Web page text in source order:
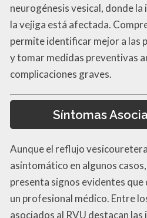
neurogénesis vesical, donde
la vejiga está afectada.
permite identificar mejor a las
y tomar medidas preventivas
complicaciones graves.
Síntomas
Aunque el reflujo
asintomático en algunos
presenta signos evidentes
un profesional médico. Entre
asociados al RVU destacan